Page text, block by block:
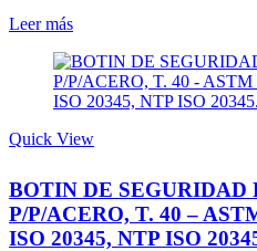
Leer más
Quick View
BOTIN DE SEGURIDAD
P/P/ACERO, T. 40 –
ISO 20345, NTP ISO